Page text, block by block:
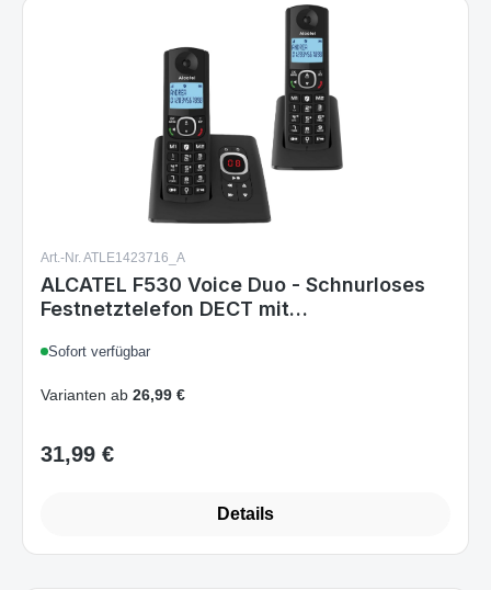
Art.-Nr. ATLE1423716_A
ALCATEL F530 Voice Duo - Schnurloses
Festnetztelefon DECT mit
Freisprechfunktion -
Direktwahltasten - 2 Mobilteile - Schwarz
Sofort verfügbar
Varianten ab 26,99 €
Regulärer Preis:
31,99 €
Details